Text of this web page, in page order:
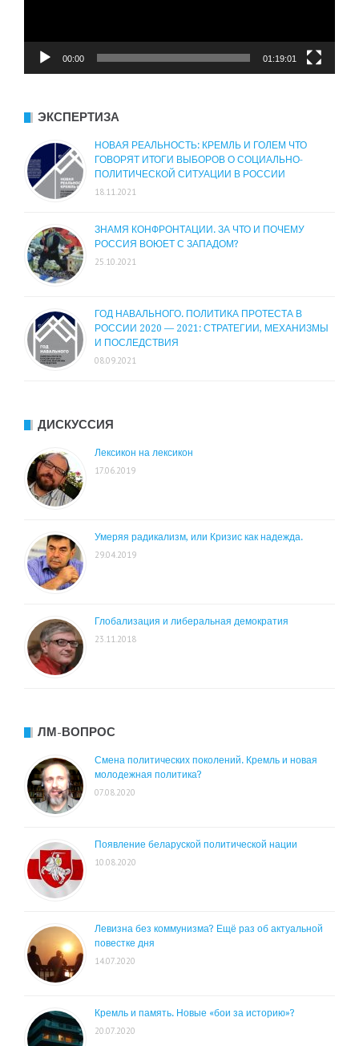
00:00 01:19:01
ЭКСПЕРТИЗА
НОВАЯ РЕАЛЬНОСТЬ: КРЕМЛЬ И ГОЛЕМ ЧТО
ГОВОРЯТ ИТОГИ ВЫБОРОВ О СОЦИАЛЬНО-
ПОЛИТИЧЕСКОЙ СИТУАЦИИ В РОССИИ
18.11.2021
ЗНАМЯ КОНФРОНТАЦИИ. ЗА ЧТО И ПОЧЕМУ
РОССИЯ ВОЮЕТ С ЗАПАДОМ?
25.10.2021
ГОД НАВАЛЬНОГО. ПОЛИТИКА ПРОТЕСТА В
РОССИИ 2020 — 2021: СТРАТЕГИИ, МЕХАНИЗМЫ
И ПОСЛЕДСТВИЯ
08.09.2021
ДИСКУССИЯ
Лексикон на лексикон
17.06.2019
Умеряя радикализм, или Кризис как надежда.
29.04.2019
Глобализация и либеральная демократия
23.11.2018
ЛМ-ВОПРОС
Смена политических поколений. Кремль и новая
молодежная политика?
07.08.2020
Появление беларуской политической нации
10.08.2020
Левизна без коммунизма? Ещё раз об актуальной
повестке дня
14.07.2020
Кремль и память. Новые «бои за историю»?
20.07.2020